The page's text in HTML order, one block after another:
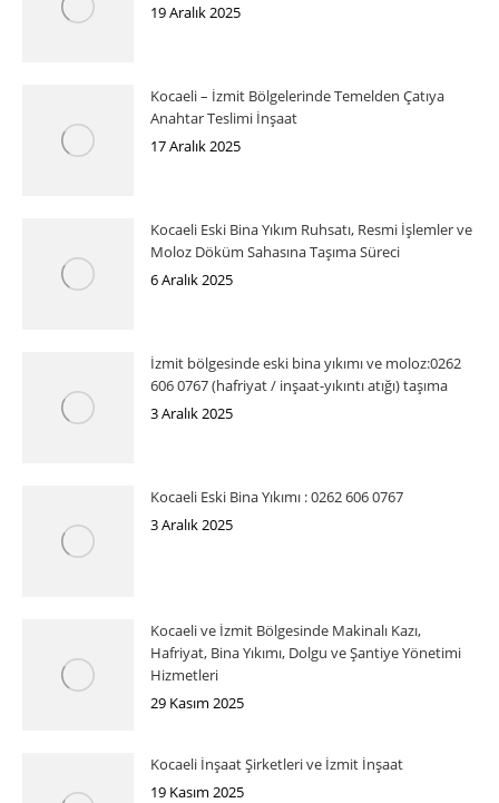
19 Aralık 2025
Kocaeli – İzmit Bölgelerinde Temelden Çatıya
Anahtar Teslimi İnşaat
17 Aralık 2025
Kocaeli Eski Bina Yıkım Ruhsatı, Resmi İşlemler ve
Moloz Döküm Sahasına Taşıma Süreci
6 Aralık 2025
İzmit bölgesinde eski bina yıkımı ve moloz:0262
606 0767 (hafriyat / inşaat-yıkıntı atığı) taşıma
3 Aralık 2025
Kocaeli Eski Bina Yıkımı : 0262 606 0767
3 Aralık 2025
Kocaeli ve İzmit Bölgesinde Makinalı Kazı,
Hafriyat, Bina Yıkımı, Dolgu ve Şantiye Yönetimi
Hizmetleri
29 Kasım 2025
Kocaeli İnşaat Şirketleri ve İzmit İnşaat
19 Kasım 2025